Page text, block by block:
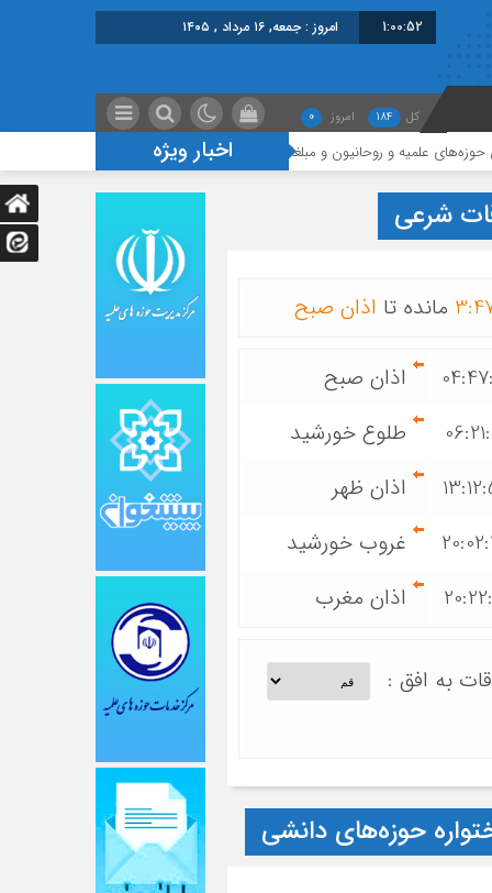
1:00:53 امروز : جمعه, ۱۶ مرداد , ۱۴۰۵
کل 184 امروز 0
اخبار ویژه و روحانیون و مبلغان نشست هم‌اندیشی و ارزیابی وضعیت علمی مراکز
شرعی
3: مانده تا اذان صبح
اذان صبح
طلوع خورشید
اذان ظهر
غروب خورشید
اذان مغرب
به افق :
حوزه‌های دانشی